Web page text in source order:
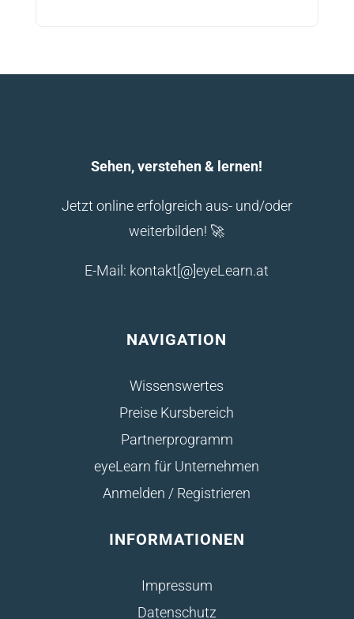
Sehen, verstehen & lernen!
Jetzt online erfolgreich aus- und/oder
weiterbilden! 🚀
E-Mail: kontakt[@]eyeLearn.at
NAVIGATION
Wissenswertes
Preise Kursbereich
Partnerprogramm
eyeLearn für Unternehmen
Anmelden / Registrieren
INFORMATIONEN
Impressum
Datenschutz